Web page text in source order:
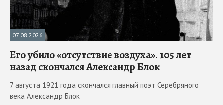
07.08.2026
Его убило «отсутствие воздуха». 105 лет
назад скончался Александр Блок
7 августа 1921 года скончался главный поэт Серебряного
века Александр Блок